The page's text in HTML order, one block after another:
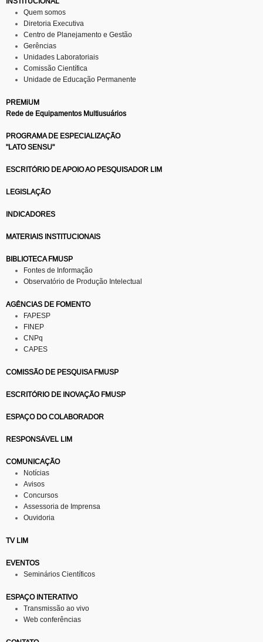
Quem somos
Diretoria Executiva
Centro de Planejamento e Gestão
Gerências
Unidades Laboratoriais
Comissão Científica
Unidade de Educação Permanente
PREMiUM
Rede de Equipamentos Multiusuários
PROGRAMA DE ESPECIALIZAÇÃO
"LATO SENSU"
ESCRITÓRIO DE APOIO AO PESQUISADOR LIM
LEGISLAÇÃO
INDICADORES
MATERIAIS INSTITUCIONAIS
BIBLIOTECA FMUSP
Fontes de Informação
Observatório de Produção Intelectual
AGÊNCIAS DE FOMENTO
FAPESP
FINEP
CNPq
CAPES
COMISSÃO DE PESQUISA FMUSP
ESCRITÓRIO DE INOVAÇÃO FMUSP
ESPAÇO DO COLABORADOR
RESPONSÁVEL LIM
COMUNICAÇÃO
Notícias
Avisos
Concursos
Assessoria de Imprensa
Ouvidoria
TV LIM
EVENTOS
Seminários Científicos
ESPAÇO INTERATIVO
Transmissão ao vivo
Web conferências